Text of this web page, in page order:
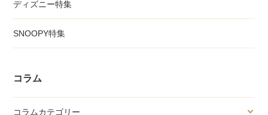
ディズニー特集
SNOOPY特集
コラム
コラムカテゴリー